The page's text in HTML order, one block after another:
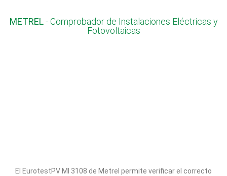
METREL- Comprobador de Instalaciones Eléctricas y
Fotovoltaicas
El EurotestPV MI 3108 de Metrel permite verificar el correcto